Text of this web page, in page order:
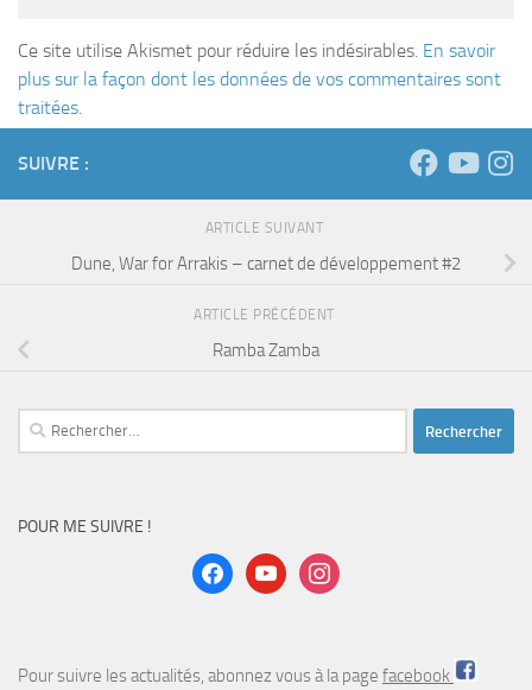
Ce site utilise Akismet pour réduire les indésirables. En savoir
plus sur la façon dont les données de vos commentaires sont
traitées.
SUIVRE :
ARTICLE SUIVANT
Dune, War for Arrakis – carnet de développement #2
ARTICLE PRÉCÉDENT
Ramba Zamba
Rechercher :
POUR ME SUIVRE !
facebookyoutubeinstagram
Pour suivre les actualités, abonnez vous à la page facebook